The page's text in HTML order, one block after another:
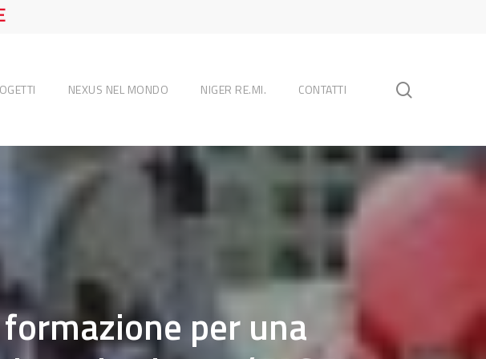
NEXUS NEL MONDO NIGER RE.MI. CONTATTI
per una